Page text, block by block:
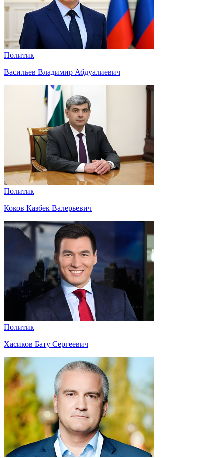
Политик
Васильев Владимир Абдуалиевич
Политик
Коков Казбек Валерьевич
Политик
Хасиков Бату Сергеевич